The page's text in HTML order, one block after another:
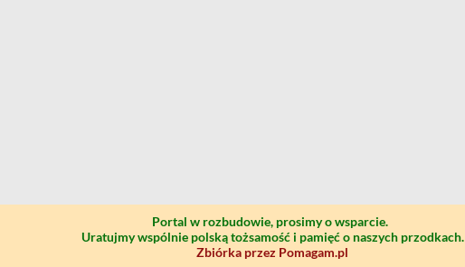
Portal w rozbudowie, prosimy o wsparcie.
Uratujmy wspólnie polską tożsamość i pamięć o naszych przodkach.
Zbiórka przez Pomagam.pl